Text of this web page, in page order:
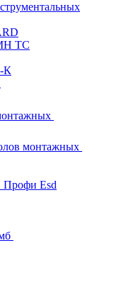
ТС
К
монтажных
Профи Esd